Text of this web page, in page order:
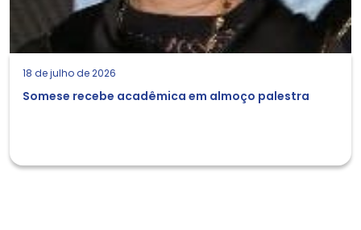
18 de julho de 2026
Somese recebe acadêmica em almoço palestra